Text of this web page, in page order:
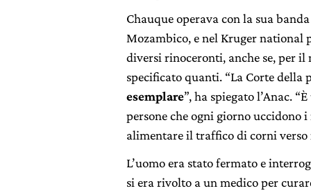
Chauque operava con la sua
Mozambico, e nel Kruger national
diversi rinoceronti, anche se, per
specificato quanti. “La Corte
esemplare”, ha spiegato l’Anac.
persone che ogni giorno
alimentare il traffico di corni verso
L’uomo era stato fermato e
si era rivolto a un medico per